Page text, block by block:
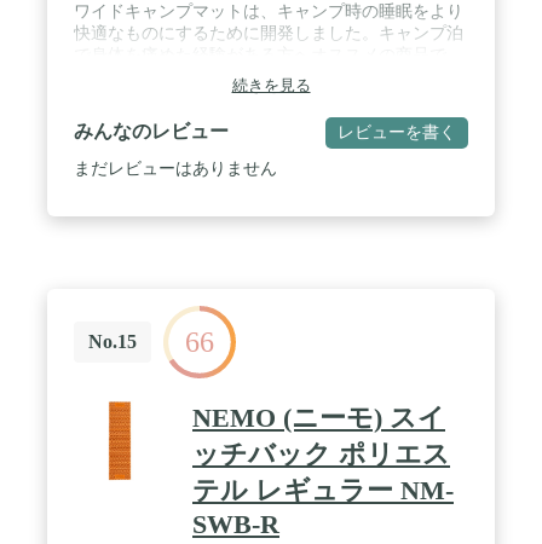
ワイドキャンプマットは、キャンプ時の睡眠をより
快適なものにするために開発しました。キャンプ泊
す。サイトの凹凸や底冷えを気にすることなく、朝
までぐっすり快眠できます。 / 【幅90cmのワイド設
計】🦊60cm幅が多い中、幅90cmのワイド設計にし
ました。大柄な男性が寝返りを打ってもマットから
落ちてしまうことはありません。 / 【ワイドコット
ンフォームとはキャンプ用のエアマットや車中泊の
マットでよく使われる素材です。厚さ8cmの弾力性
に優れたウレタンフォームを採用したことで、アウ
トドア特有の睡眠時の身体に痛みを伴う可能性が軽
減されました。 / 【スエード生地】🦊スエード生地
は子羊や子牛の皮の裏面を起毛させたもので、アパ
レル用品でもよく使われています。毛布に包み込ま
れているような、なめらかな肌触りが特徴です。ま
た、暑い時期でも肌にくっつきにくく、さらさらと
バルブ1つに自動開放・吸気・排気機能が搭載され
続きを見る
みんなのレビュー レビューを書く
まだレビューはありません
No.15 66
NEMO (ニーモ) スイ
ッチバック ポリエス
テル レギュラー NM-
SWB-R